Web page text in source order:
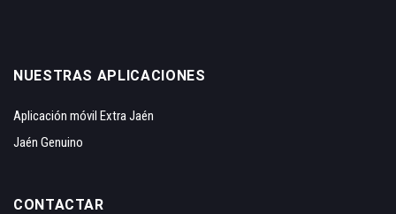
NUESTRAS APLICACIONES
Aplicación móvil Extra Jaén
Jaén Genuino
CONTACTAR